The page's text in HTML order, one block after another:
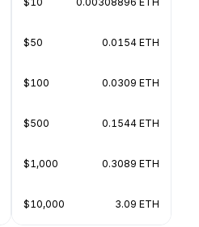
$50 0.0154 ETH
$100 0.0309 ETH
$500 0.1544 ETH
$1,000 0.3089 ETH
$10,000 3.09 ETH